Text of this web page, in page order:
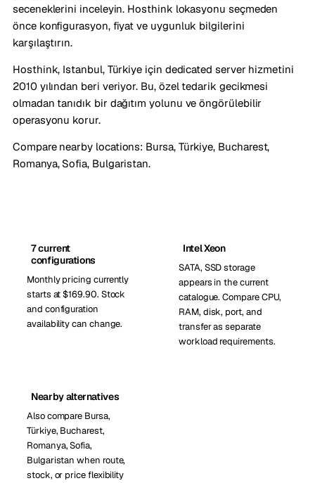
seceneklerini inceleyin. Hosthink lokasyonu seçmeden
önce konfigurasyon, fiyat ve uygunluk bilgilerini
karşılaştırın.
Hosthink, Istanbul, Türkiye için dedicated server hizmetini
2010 yılından beri veriyor. Bu, özel tedarik gecikmesi
olmadan tanıdık bir dağıtım yolunu ve öngörülebilir
operasyonu korur.
Compare nearby locations: Bursa, Türkiye, Bucharest,
Romanya, Sofia, Bulgaristan.
7 current
configurations
Monthly pricing currently
starts at $169.90. Stock
and configuration
availability can change.
Intel Xeon
SATA, SSD storage
appears in the current
catalogue. Compare CPU,
RAM, disk, port, and
transfer as separate
workload requirements.
Nearby alternatives
Also compare Bursa,
Türkiye, Bucharest,
Romanya, Sofia,
Bulgaristan when route,
stock, or price flexibility